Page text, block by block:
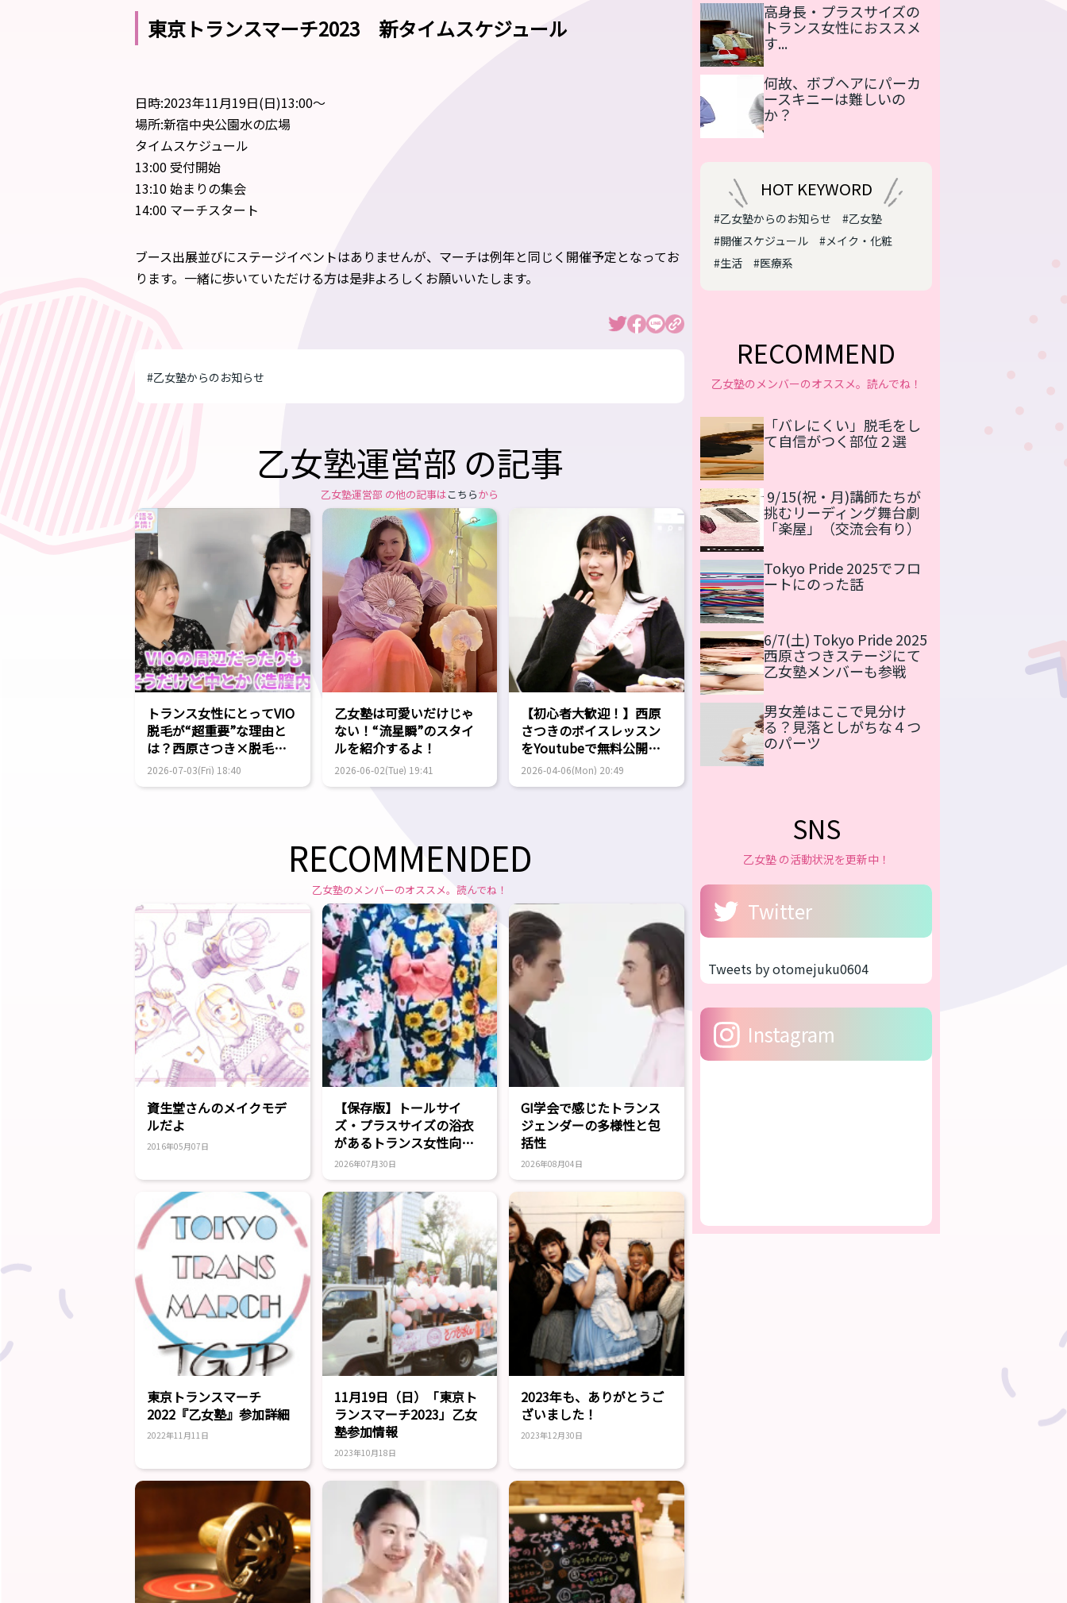
東京トランスマーチ2023 新タイムスケジュール
日時:2023年11月19日(日)13:00〜
場所:新宿中央公園水の広場
タイムスケジュール
13:00 受付開始
13:10 始まりの集会
14:00 マーチスタート
ブース出展並びにステージイベントはありませんが、マーチは例年と同じく開催予定となってお
ります。一緒に歩いていただける方は是非よろしくお願いいたします。
#乙女塾からのお知らせ
乙女塾運営部 の記事
乙女塾運営部 の他の記事はこちらから
トランス女性にとってVIO
脱毛が“超重要”な理由と
は？西原さつき×脱毛サ
ロンオーナ...
2026-07-03(Fri) 18:40
乙女塾は可愛いだけじゃ
ない！“流星瞬”のスタイ
ルを紹介するよ！
2026-06-02(Tue) 19:41
【初心者大歓迎！】西原
さつきのボイスレッスン
をYoutubeで無料公開
中！
2026-04-06(Mon) 20:49
RECOMMENDED
乙女塾のメンバーのオススメ。読んでね！
資生堂さんのメイクモデ
ルだよ
2016年05月07日
【保存版】トールサイ
ズ・プラスサイズの浴衣
があるトランス女性向け
ブランド10選
2026年07月30日
GI学会で感じたトランス
ジェンダーの多様性と包
括性
2026年08月04日
東京トランスマーチ
2022『乙女塾』参加詳細
2022年11月11日
11月19日（日）「東京ト
ランスマーチ2023」乙女
塾参加情報
2023年10月18日
2023年も、ありがとうご
ざいました！
2023年12月30日
高身長・プラスサイズの
トランス女性におススメ
す...
何故、ボブヘアにパーカ
ースキニーは難しいの
か？
HOT KEYWORD
#乙女塾からのお知らせ
#乙女塾
#開催スケジュール
#メイク・化粧
#生活
#医療系
RECOMMEND
乙女塾のメンバーのオススメ。読んでね！
「バレにくい」脱毛をし
て自信がつく部位２選
9/15(祝・月)講師たちが
挑むリーディング舞台劇
「楽屋」（交流会有り）
Tokyo Pride 2025でフロ
ートにのった話
6/7(土) Tokyo Pride 2025
西原さつきステージにて
乙女塾メンバーも参戦
男女差はここで見分け
る？見落としがちな４つ
のパーツ
SNS
乙女塾 の活動状況を更新中！
Twitter
Tweets by otomejuku0604
Instagram